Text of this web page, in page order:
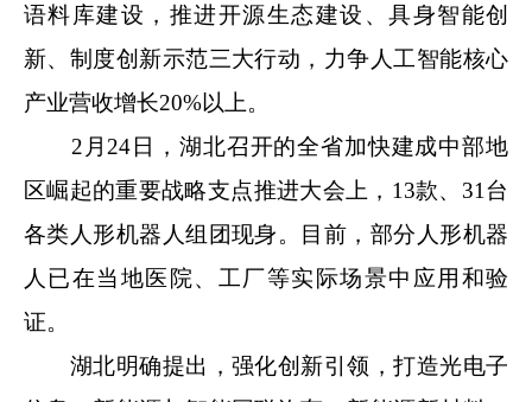
语料库建设，推进开源生态建设、具身智能创
新、制度创新示范三大行动，力争人工智能核心
产业营收增长20%以上。
2月24日，湖北召开的全省加快建成中部地
区崛起的重要战略支点推进大会上，13款、31台
各类人形机器人组团现身。目前，部分人形机器
人已在当地医院、工厂等实际场景中应用和验
证。
湖北明确提出，强化创新引领，打造光电子